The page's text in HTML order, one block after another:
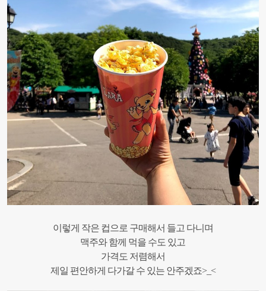
이렇게 작은 컵으로 구매해서 들고 다니며
맥주와 함께 먹을 수도 있고
가격도 저렴해서
제일 편안하게 다가갈 수 있는 안주겠죠>_<